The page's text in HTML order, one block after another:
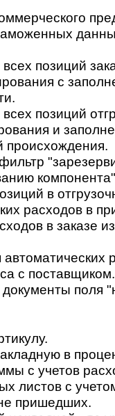
позиций
с
позиций
и
происхождения.
в
расходов в
в заказе
с поставщиком.
поля
в
с учетов
листов с
пришедших.